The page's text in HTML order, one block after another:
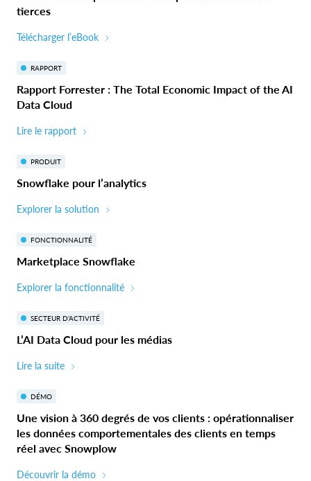
tierces
Télécharger l’eBook
RAPPORT
Rapport Forrester : The Total Economic Impact of the AI
Data Cloud
Lire le rapport
PRODUIT
Snowflake pour l’analytics
Explorer la solution
FONCTIONNALITÉ
Marketplace Snowflake
Explorer la fonctionnalité
SECTEUR D’ACTIVITÉ
L’AI Data Cloud pour les médias
Lire la suite
DÉMO
Une vision à 360 degrés de vos clients : opérationnaliser
les données comportementales des clients en temps
réel avec Snowplow
Découvrir la démo